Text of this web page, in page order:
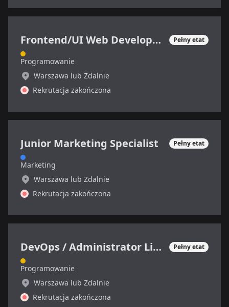
Frontend/UI Web Developer/Designer Pełny etat
Programowanie
Warszawa lub Zdalnie
Rekrutacja zakończona
Junior Marketing Specialist Pełny etat
Marketing
Warszawa lub Zdalnie
Rekrutacja zakończona
DevOps / Administrator Linux Pełny etat
Programowanie
Warszawa lub Zdalnie
Rekrutacja zakończona